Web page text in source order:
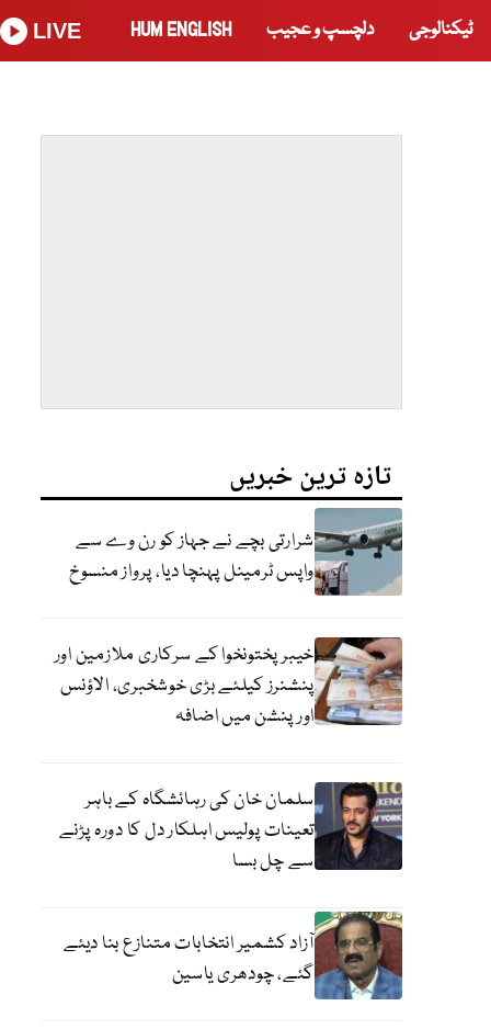
ٹیکنالوجی دلچسپ و عجیب HUM ENGLISH
LIVE
تازہ ترین خبریں
شرارتی بچے نے جہاز کو رن وے سے
واپس ٹرمینل پہنچا دیا، پرواز منسوخ
خیبرپختونخوا کے سرکاری ملازمین اور
پنشنرز کیلئے بڑی خوشخبری، الاؤنس
اور پنشن میں اضافہ
سلمان خان کی رہائشگاہ کے باہر
تعینات پولیس اہلکار دل کا دورہ پڑنے
سے چل بسا
آزاد کشمیر انتخابات متنازع بنا دیئے
گئے، چودھری یاسین